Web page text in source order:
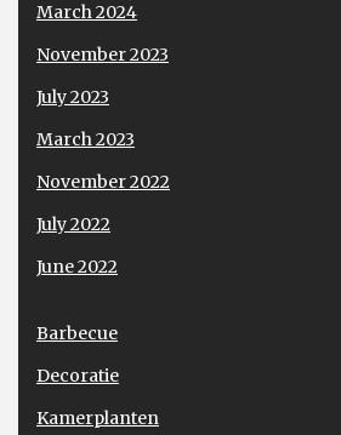
March 2024
November 2023
July 2023
March 2023
November 2022
July 2022
June 2022
Barbecue
Decoratie
Kamerplanten